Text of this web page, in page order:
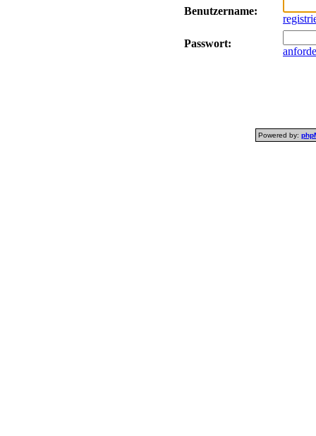
Benutzername:
Passwort:
Powered by: